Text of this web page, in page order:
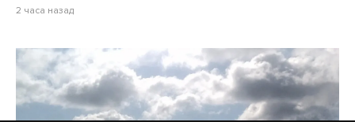
2 часа назад